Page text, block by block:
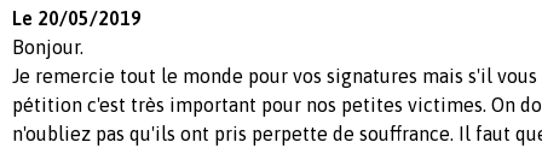
Le 20/05/2019
Bonjour.
Je remercie tout le monde pour vos signatures mais s'il
pétition c'est très important pour nos petites victimes. On
n'oubliez pas qu'ils ont pris perpette de souffrance. Il faut